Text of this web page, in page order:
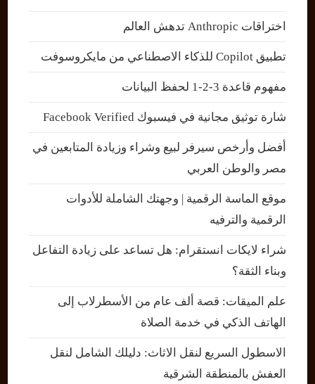
اختراقات Anthropic تدهش العالم
تطبيق Copilot للذكاء الاصطناعي من مايكروسوفت
مفهوم قاعدة 3-2-1 لحفظ البيانات
شارة توثيق مجانية في فيسبوك Facebook Verified
أفضل وأرخص سيرفر لبيع وشراء وزيادة المتابعين في
مصر والوطن العربي
موقع الماسة الرقمية | وجهتك الشاملة للأدوات
الرقمية والترفيه
شراء لايكات انستقرام: هل تساعد على زيادة التفاعل
وبناء الثقة؟
علم الميقات: قصة ألف عام من الأسطرلاب إلى
الهاتف الذكي في خدمة الصلاة
الاسطول السريع لنقل الاثاث: دليلك الشامل لنقل
العفش بالمنطقة الشرقية